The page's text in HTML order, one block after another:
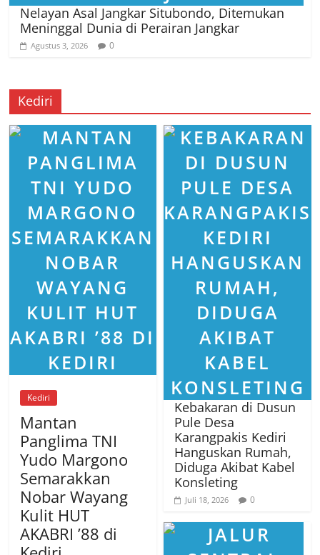
Nelayan Asal Jangkar Situbondo, Ditemukan
Meninggal Dunia di Perairan Jangkar
Agustus 3, 2026 0
Kediri
Kediri
Mantan
Panglima TNI
Yudo Margono
Semarakkan
Nobar Wayang
Kulit HUT
AKABRI ’88 di
Kebakaran di Dusun
Pule Desa
Karangpakis Kediri
Hanguskan Rumah,
Diduga Akibat Kabel
Konsleting
Juli 18, 2026 0